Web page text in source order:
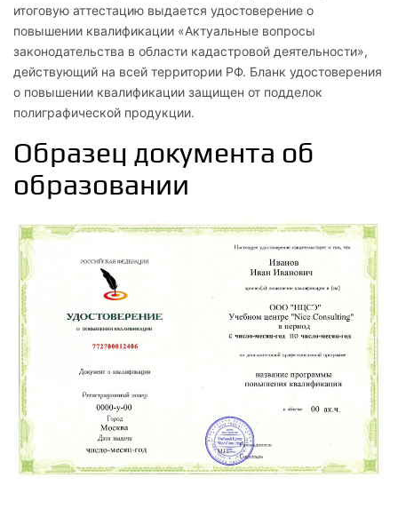
4
Стандарты осуществления кадастровой деятельности и
правила профессиональной этики кадастровых
Зачет
итоговую аттестацию выдается удостоверение о
повышении квалификации «Актуальные вопросы
законодательства в области кадастровой деятельности»,
действующий на всей территории РФ. Бланк удостоверения
о повышении квалификации защищен от подделок
полиграфической продукции.
Образец документа об
образовании